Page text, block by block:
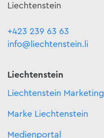
Liechtenstein
+423 239 63 63
info@liechtenstein.li
Liechtenstein
Liechtenstein Marketing
Marke Liechtenstein
Medienportal